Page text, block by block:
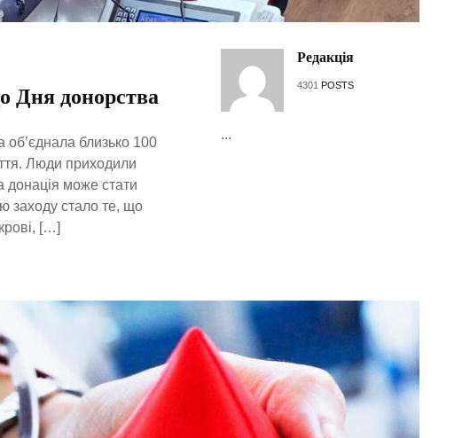
Дня донорства
об’єднала близько 100
Люди приходили
донація може стати
заходу стало те, що
[…]
Редакція
4301 POSTS
...